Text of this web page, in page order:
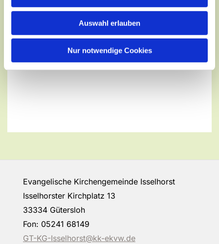
Auswahl erlauben
Nur notwendige Cookies
Evangelische Kirchengemeinde Isselhorst
Isselhorster Kirchplatz 13
33334 Gütersloh
Fon: 05241 68149
GT-KG-Isselhorst@kk-ekvw.de